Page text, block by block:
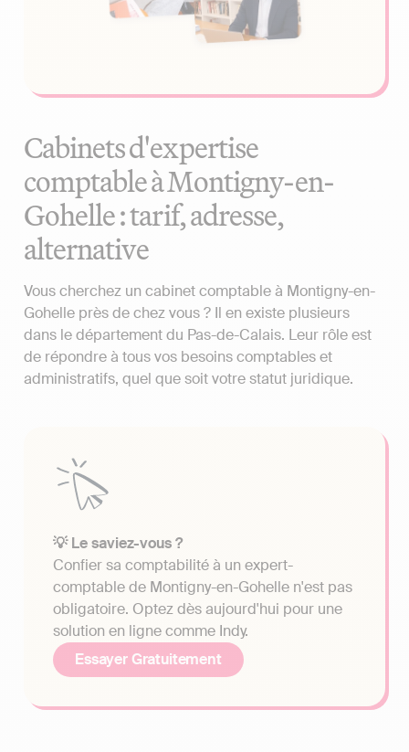
Cabinets d'expertise
comptable à Montigny-en-
Gohelle : tarif, adresse,
alternative
Vous cherchez un cabinet comptable à Montigny-en-
Gohelle près de chez vous ? Il en existe plusieurs
dans le département du Pas-de-Calais. Leur rôle est
de répondre à tous vos besoins comptables et
administratifs, quel que soit votre statut juridique.
💡 Le saviez-vous ?
Confier sa comptabilité à un expert-
comptable de Montigny-en-Gohelle n'est pas
obligatoire. Optez dès aujourd'hui pour une
solution en ligne comme Indy.
Essayer Gratuitement